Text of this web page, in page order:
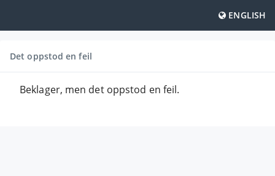
ENGLISH
Det oppstod en feil
Beklager, men det oppstod en feil.